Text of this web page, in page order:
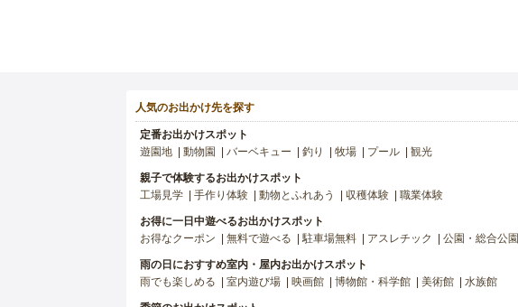
人気のお出かけ先を探す
定番お出かけスポット
遊園地
動物園 バーベキュー 釣り 牧場 プール 観光
親子で体験するお出かけスポット
工場見学
手作り体験 動物とふれあう 収穫体験 職業体験
お得に一日中遊べるお出かけスポット
お得なクーポン
無料で遊べる 駐車場無料 アスレチック 公園・総合公園
雨の日におすすめ室内・屋内お出かけスポット
雨でも楽しめる
室内遊び場 映画館 博物館・科学館 美術館 水族館